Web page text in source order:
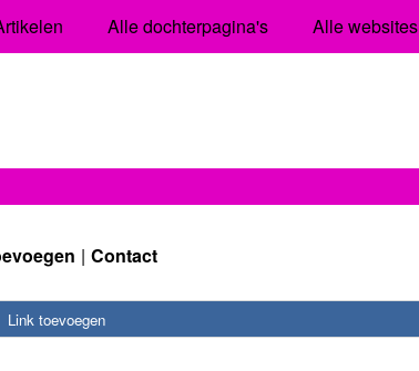
Alle dochterpagina's Alle websites
Contact
Link toevoegen